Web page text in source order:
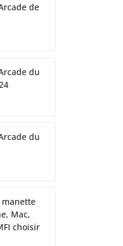
de
du
du
manette
Mac,
choisir